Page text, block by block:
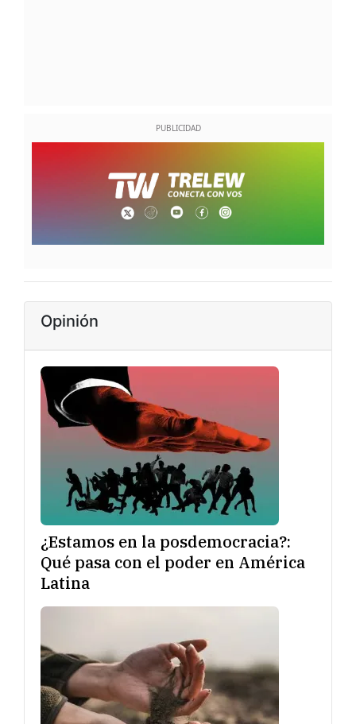
Opinión
¿Estamos en la posdemocracia?:
Qué pasa con el poder en América
Latina